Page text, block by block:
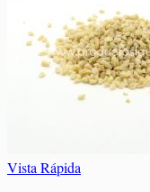
hasta
17,55€
Vista Rápida